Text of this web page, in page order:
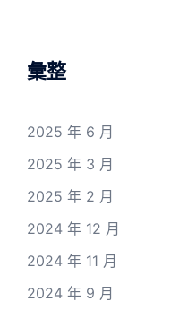
彙整
2025 年 6 月
2025 年 3 月
2025 年 2 月
2024 年 12 月
2024 年 11 月
2024 年 9 月